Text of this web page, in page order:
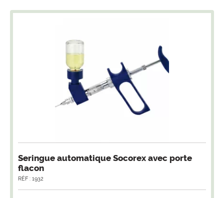
Seringue automatique Socorex avec porte
flacon
RÉF : 1932